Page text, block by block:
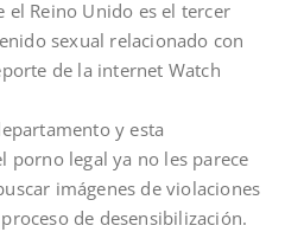
el Reino Unido es el tercer
sexual relacionado con
de la internet Watch
y esta
porno legal ya no les parece
imágenes de violaciones
de desensibilización.